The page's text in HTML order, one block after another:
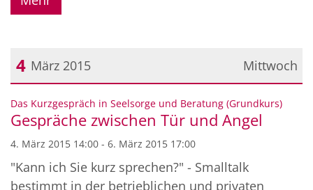
Mittwoch
4 März 2015
Datum: 4. März 2015
Das Kurzgespräch in Seelsorge und Beratung (Grundkurs):
Gespräche zwischen Tür und Angel
4. März 2015 14:00 - 6. März 2015 17:00
"Kann ich Sie kurz sprechen?" - Smalltalk
bestimmt in der betrieblichen und privaten